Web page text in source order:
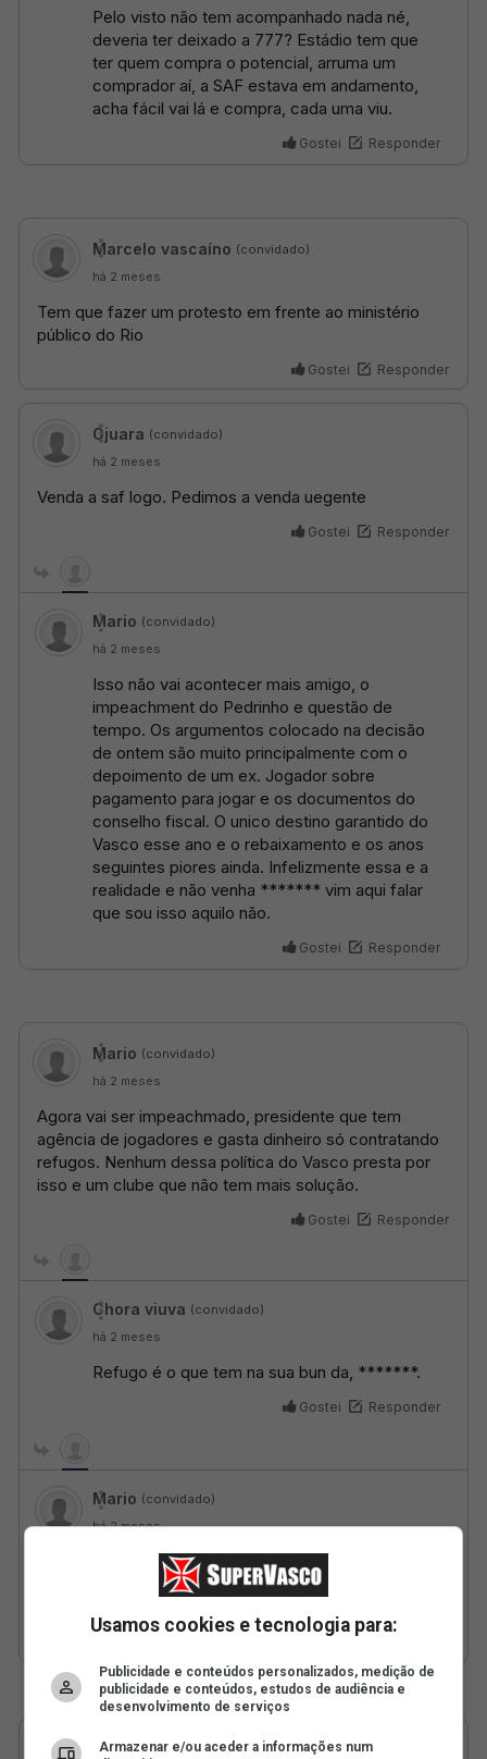
Usamos cookies e tecnologia para:
Publicidade e conteúdos personalizados, medição de
publicidade e conteúdos, estudos de audiência e
desenvolvimento de serviços
Armazenar e/ou aceder a informações num